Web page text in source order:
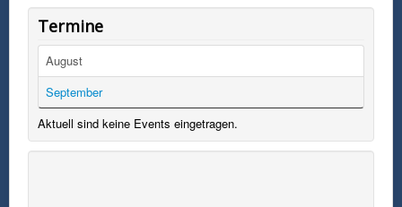
Termine
August
September
Aktuell sind keine Events eingetragen.